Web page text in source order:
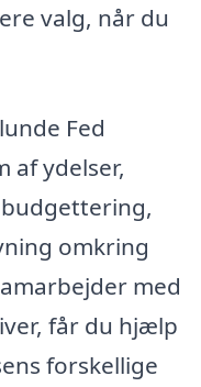
valg, når du
Fed
af ydelser,
omkring
med
får du hjælp
forskellige